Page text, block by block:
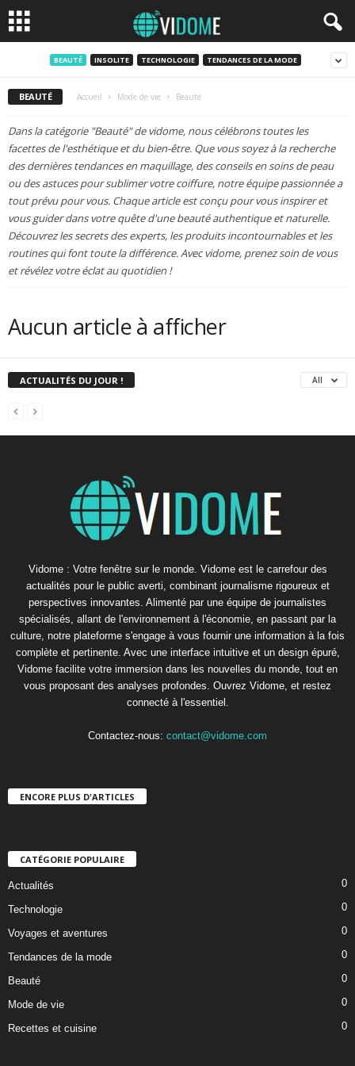
BEAUTÉ INSOLITE TECHNOLOGIE TENDANCES DE LA MODE
BEAUTÉ Accueil Mode de vie Beauté
Dans la catégorie "Beauté" de vidome, nous célébrons toutes les
facettes de l'esthétique et du bien-être. Que vous soyez à la recherche
des dernières tendances en maquillage, des conseils en soins de peau
ou des astuces pour sublimer votre coiffure, notre équipe passionnée a
tout prévu pour vous. Chaque article est conçu pour vous inspirer et
vous guider dans votre quête d'une beauté authentique et naturelle.
Découvrez les secrets des experts, les produits incontournables et les
routines qui font toute la différence. Avec vidome, prenez soin de vous
et révélez votre éclat au quotidien !
Aucun article à afficher
ACTUALITÉS DU JOUR ! All
Vidome : Votre fenêtre sur le monde. Vidome est le carrefour des
actualités pour le public averti, combinant journalisme rigoureux et
perspectives innovantes. Alimenté par une équipe de journalistes
spécialisés, allant de l'environnement à l'économie, en passant par la
culture, notre plateforme s'engage à vous fournir une information à la fois
complète et pertinente. Avec une interface intuitive et un design épuré,
Vidome facilite votre immersion dans les nouvelles du monde, tout en
vous proposant des analyses profondes. Ouvrez Vidome, et restez
connecté à l'essentiel.
Contactez-nous: contact@vidome.com
ENCORE PLUS D'ARTICLES
CATÉGORIE POPULAIRE
Actualités 0
Technologie 0
Voyages et aventures 0
Tendances de la mode 0
Beauté 0
Mode de vie 0
Recettes et cuisine 0